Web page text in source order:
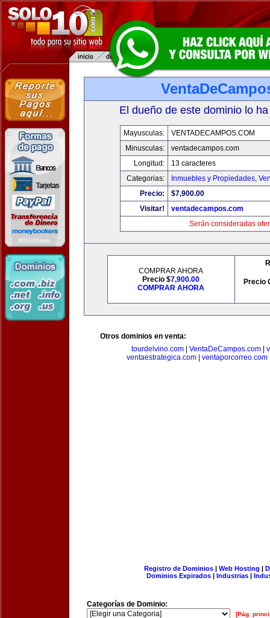
El dueño de este dominio lo
Mayusculas:
VENTADECAMPOS.COM
Minusculas:
ventadecampos.com
Longitud:
13 caracteres
Categorias:
Inmuebles y Propiedades,
Precio:
$7,900.00
Visitar!
ventadecampos.com
Serán consideradas
COMPRAR AHORA
Precio $7,900.00
COMPRAR AHORA
Precio
Otros dominios en venta:
tourdelvino.com| VentaDeCampos.com|
ventaestrategica.com| ventaporcorreo.com
Registro de Dominios| Web Hosting |
Dominios Expirados | Industrias |
Categorías de Dominio:
[Pág.